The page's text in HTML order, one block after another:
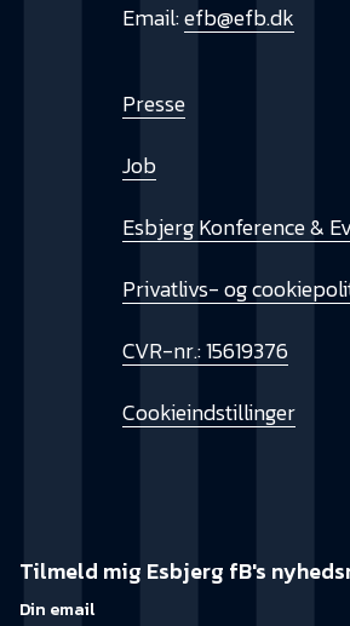
Email:efb@efb.dk
Presse
Job
Esbjerg Konference &
Privatlivs- og
CVR-nr.: 15619376
Cookieindstillinger
Tilmeld mig Esbjerg fB's
Din email